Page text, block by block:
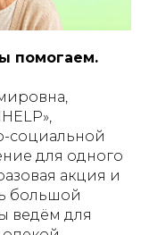
помогаем.
социальной
для одного
акция и
большой
ведём для